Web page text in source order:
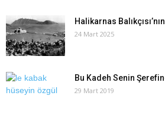
Halikarnas
24 Mart 2025
Bu Kadeh Senin
29 Mart 2019